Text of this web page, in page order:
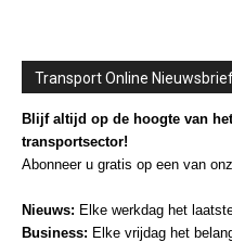
Transport Online
Blijf altijd op de hoogte van
transportsector!
Abonneer u gratis op een van
Nieuws: Elke werkdag het
Business: Elke vrijdag het